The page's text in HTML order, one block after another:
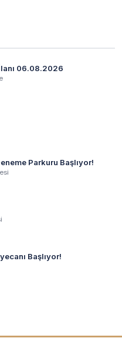
06.08.2026
Parkuru Başlıyor!
Başlıyor!